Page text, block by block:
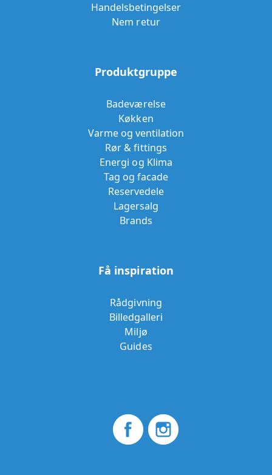
Handelsbetingelser
Nem retur
Produktgruppe
Badeværelse
Køkken
Varme og ventilation
Rør & fittings
Energi og Klima
Tag og facade
Reservedele
Lagersalg
Brands
Få inspiration
Rådgivning
Billedgalleri
Miljø
Guides